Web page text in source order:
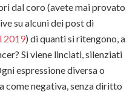
dal coro (avete mai provato
su alcuni dei post di
2019) di quanti si ritengono, a
Si viene linciati, silenziati
espressione diversa o
come negativa, senza diritto